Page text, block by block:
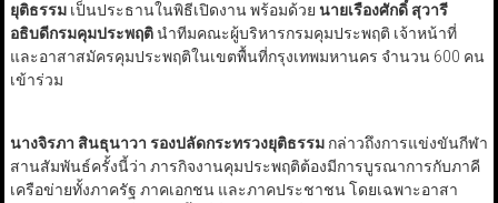
ยุติธรรม เป็นประธานในพิธีเปิดงาน พร้อมด้วย นายเรืองศักดิ์ สุวารี
อธิบดีกรมคุมประพฤตินำทีมคณะผู้บริหารกรมคุมประพฤติ เจ้าหน้าที่
และอาสาสมัครคุมประพฤติในเขตพื้นที่กรุงเทพมหานคร จำนวน 600 คน
เข้าร่วม
นางจิรภา สินธุนาวา รองปลัดกระทรวงยุติธรรมกล่าวถึงการแข่งขันกีฬา
สานสัมพันธ์ครั้งนี้ว่า ภารกิจงานคุมประพฤติต้องมีการบูรณาการกับภาคี
เครือข่ายทั้งภาครัฐ ภาคเอกชน และภาคประชาชน โดยเฉพาะอาสา